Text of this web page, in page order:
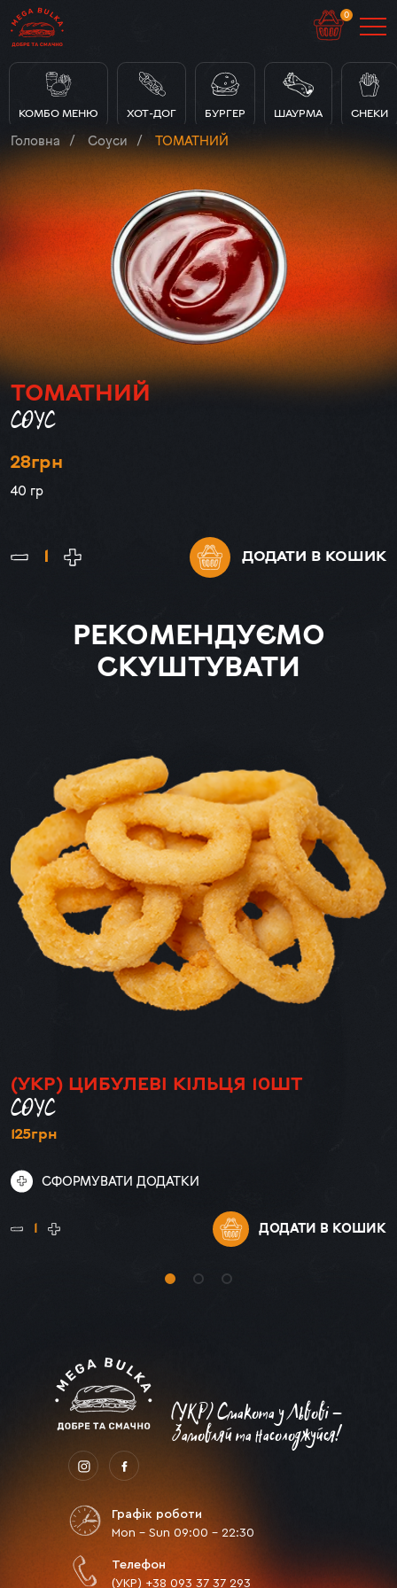
0
КОМБО МЕНЮ ХОТ-ДОГ БУРГЕР ШАУРМА СНЕКИ
Головна Соуси ТОМАТНИЙ
ТОМАТНИЙ
СОУС
28грн
40 гр
ДОДАТИ В КОШИК
РЕКОМЕНДУЄМО
СКУШТУВАТИ
(УКР) ЦИБУЛЕВІ КІЛЬЦЯ 10ШТ
СОУС
125грн
СФОРМУВАТИ ДОДАТКИ
ДОДАТИ В КОШИК
(УКР) Смакота у Львові -
Замовляй та насолоджуйся!
Графік роботи
Mon - Sun 09:00 - 22:30
Телефон
(УКР) +38 093 37 37 293